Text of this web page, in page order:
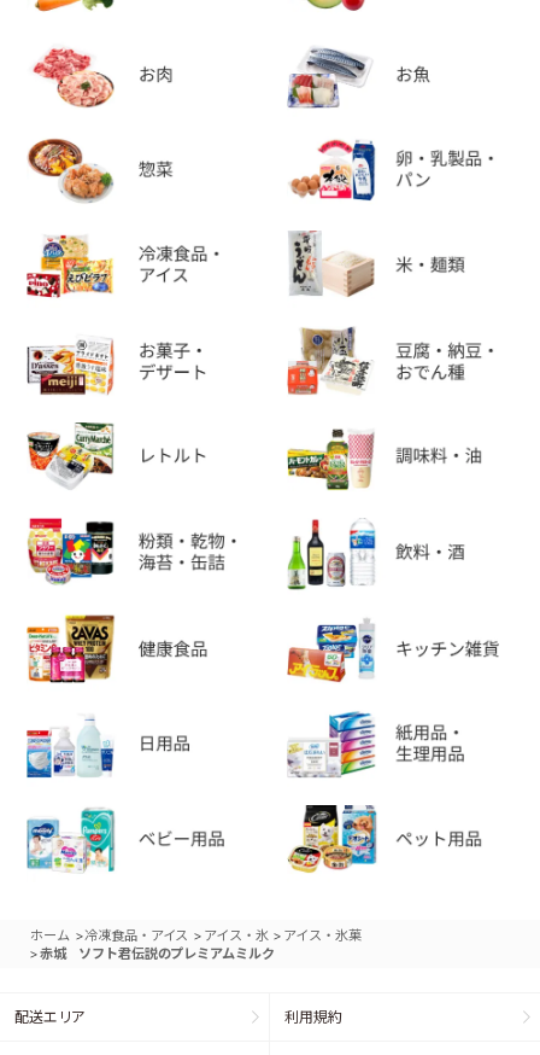
ホーム >冷凍食品・アイス > アイス・氷 > アイス・氷菓
>赤城 ソフト君伝説のプレミアムミルク
配送エリア 利用規約